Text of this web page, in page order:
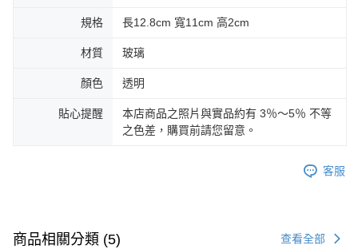
規格 長12.8cm 寬11cm 高2cm
材質 玻璃
顏色 透明
貼心提醒
本店商品之照片與實品約有 3％～5％ 不等
之色差，購買前請您留意。
客服
商品相關分類 (5) 查看全部